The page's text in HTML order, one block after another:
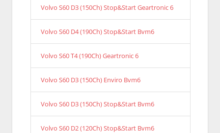
Volvo S60 D3 (150Ch) Stop&Start Geartronic 6
Volvo S60 D4 (190Ch) Stop&Start Bvm6
Volvo S60 T4 (190Ch) Geartronic 6
Volvo S60 D3 (150Ch) Enviro Bvm6
Volvo S60 D3 (150Ch) Stop&Start Bvm6
Volvo S60 D2 (120Ch) Stop&Start Bvm6